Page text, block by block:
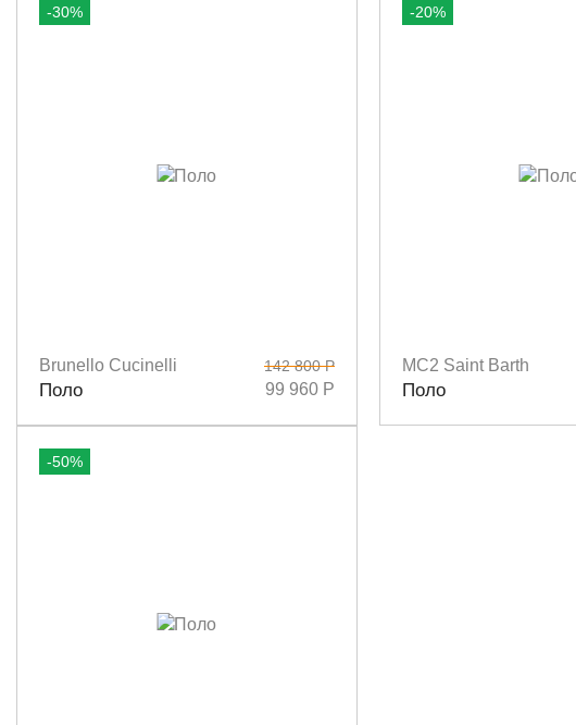
-30%
Размеры
Brunello Cucinelli
Поло
142 800 Р
99 960 Р
-20%
Размеры
MC2 Saint Barth
Поло
-50%